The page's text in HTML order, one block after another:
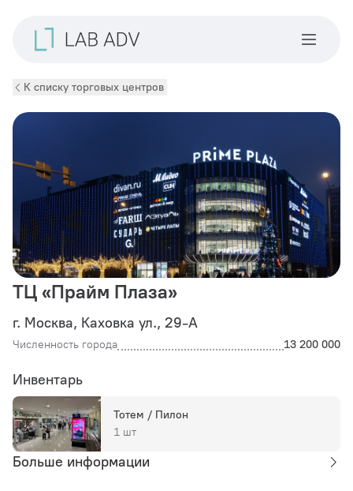
К списку торговых центров
Инвентарь
Тотем / Пилон
1 шт
ТЦ «Прайм Плаза»
г. Москва, Каховка ул., 29-А
Численность города 13 200 000
Больше информации